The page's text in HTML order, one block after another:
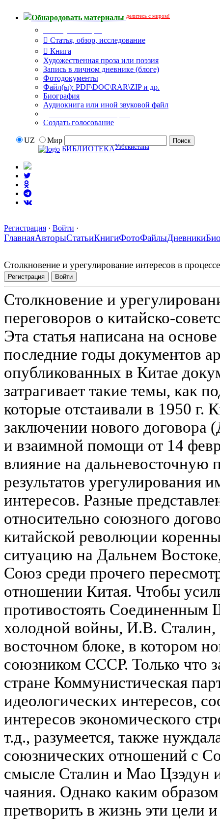
Обнародовать материалы делитесь с миром!
Статья, обзор, исследование
Книга
Художественная проза или поэзия
Запись в личном дневнике (блоге)
Фотодокументы
Файл(ы): PDF\DOC\RAR\ZIP и др.
Биография
Аудиокнига или иной звуковой файл
Создать голосование
UZ
Мир
БИБЛИОТЕКАУзбекистана
Регистрация · Войти ·
ГлавнаяАвторыСтатьиКнигиФотоФайлыДневники
Столкновение и урегулирование интересов в
Регистрация Войти
Столкновение и
переговоров о китайско-
Эта статья написана на
последние годы документов
опубликованных в Китае
затрагивает такие темы, как
которые отстаивали в 1950
заключении нового договора
и взаимной помощи от 14
влияние на
результатов урегулирования
интересов. Разные
относительно союзного
китайской революции
ситуацию на Дальнем
Союз среди прочего
отношении Китая. Чтобы
противостоять Соединенным
холодной войны, И.В. Сталин,
восточном блоке, в котором
союзником СССР. Только что
стране Коммунистическая
идеологических интересов,
интересов экономического
т.д., разумеется, также
союзнических отношений с
смысле Сталин и Мао Цзэдун
чаяния. Однако каким
претворить в жизнь эти цели